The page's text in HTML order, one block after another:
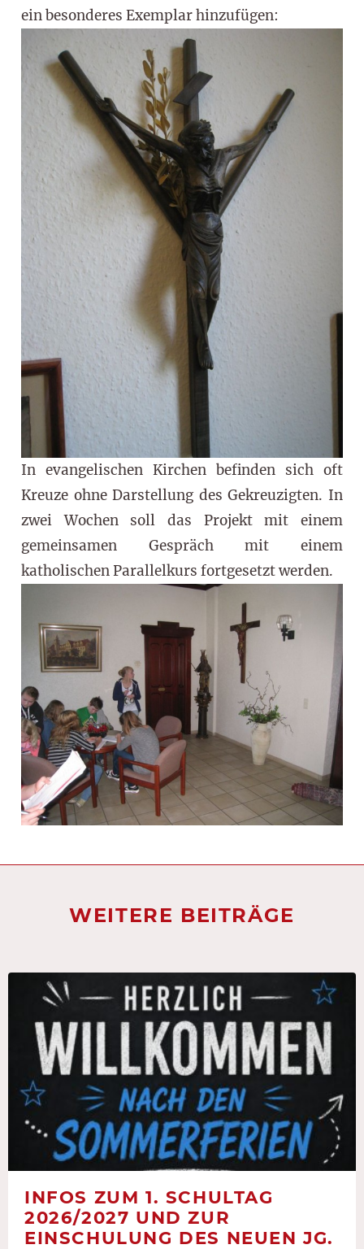
ein besonderes Exemplar hinzufügen:
In evangelischen Kirchen befinden sich oft
Kreuze ohne Darstellung des Gekreuzigten. In
zwei Wochen soll das Projekt mit einem
gemeinsamen Gespräch mit einem
katholischen Parallelkurs fortgesetzt werden.
WEITERE BEITRÄGE
INFOS ZUM 1. SCHULTAG
2026/2027 UND ZUR
EINSCHULUNG DES NEUEN JG.